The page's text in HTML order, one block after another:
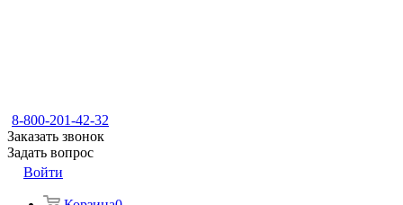
8-800-201-42-32
Заказать звонок
Задать вопрос
Войти